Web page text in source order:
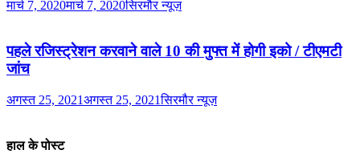
मार्च 7, 2020मार्च 7, 2020सिरमौर न्यूज़
पहले रजिस्ट्रेशन करवाने वाले 10 की मुफ्त में होगी इको / टीएमटी
जांच
अगस्त 25, 2021अगस्त 25, 2021सिरमौर न्यूज़
हाल के पोस्ट